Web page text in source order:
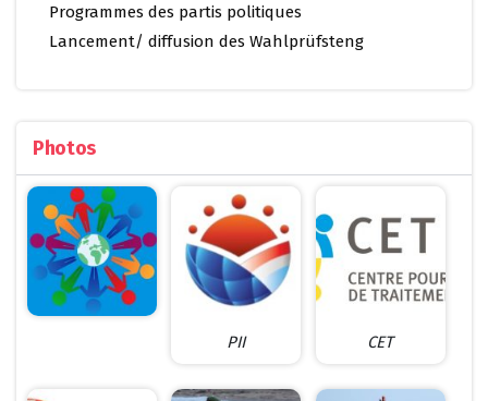
Programmes des partis politiques
Lancement/ diffusion des Wahlprüfsteng
Photos
PII CET